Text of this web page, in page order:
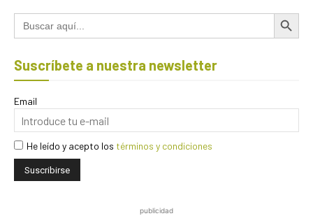
Buscar: Botón de
Suscríbete a nuestra newsletter
Email
He leído y acepto los términos y condiciones
publicidad